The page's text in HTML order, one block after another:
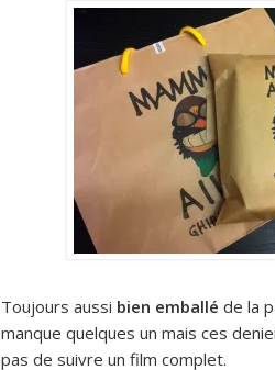
Toujours aussi bien emballé de la
manque quelques un mais ces
pas de suivre un film complet.